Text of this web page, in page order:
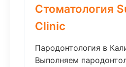
Стоматология
Clinic
Пародонтология в
Выполняем